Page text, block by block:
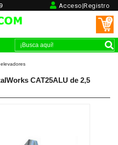
Acceso|Registro
0
CAT25ALU de 2,5